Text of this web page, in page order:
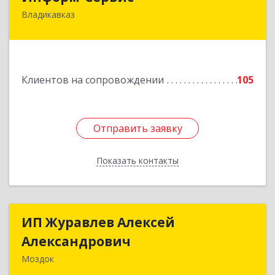
Владикавказ
Клиентов на сопровождении 105
Отправить заявку
Показать контакты
362020, Северная Осетия - Алания Респ,
Отправить заявку
Назад
ИП Журавлев Алексей
Александрович
Моздок
ИП Журавлев Алексей